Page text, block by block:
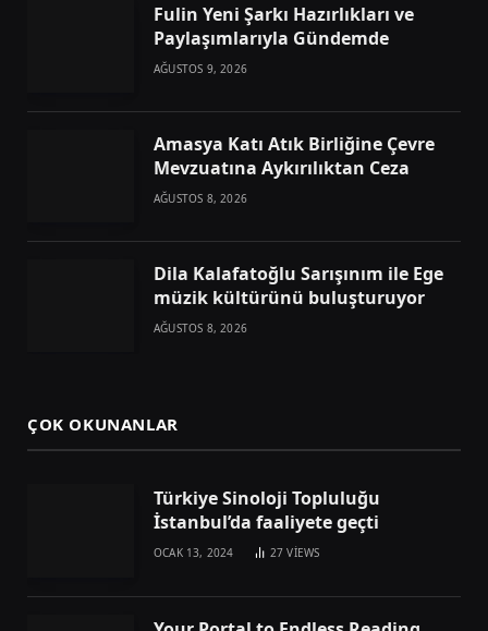
Fulin Yeni Şarkı Hazırlıkları ve
Paylaşımlarıyla Gündemde
AĞUSTOS 9, 2026
Amasya Katı Atık Birliğine Çevre
Mevzuatına Aykırılıktan Ceza
AĞUSTOS 8, 2026
Dila Kalafatoğlu Sarışınım ile Ege
müzik kültürünü buluşturuyor
AĞUSTOS 8, 2026
ÇOK OKUNANLAR
Türkiye Sinoloji Topluluğu
İstanbul’da faaliyete geçti
OCAK 13, 2024 27VIEWS